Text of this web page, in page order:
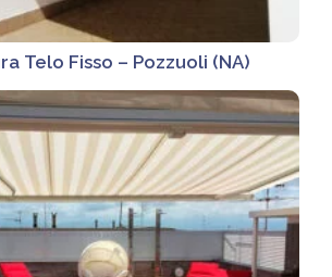
Telo Fisso – Pozzuoli (NA)